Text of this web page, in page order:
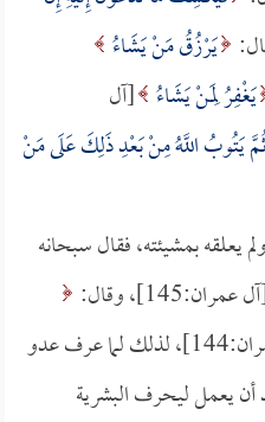
يَرْزُقُ مَنْ يَشَاءُ
يَغْفِرُ لِمَنْ يَشَاءُ [آل
يَتُوبُ اللَّهُ مِنْ بَعْدِ ذَلِكَ عَلَى مَنْ
يعلقه بمشيئته، فقال سبحانه
عمران:145]، وقال:
[آل عمران:144]، لذلك لما عرف عدو
أن يعمل ليحرف البشرية